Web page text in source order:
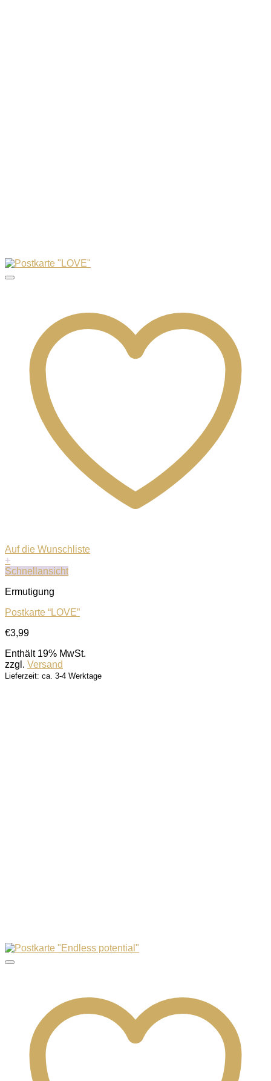
Auf die Wunschliste
+
Schnellansicht
Ermutigung
Postkarte “LOVE”
€3,99
Enthält 19% MwSt.
zzgl. Versand
Lieferzeit: ca. 3-4 Werktage